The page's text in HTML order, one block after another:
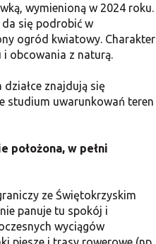
wymienioną w 2024 roku.
się podrobić w
ogród kwiatowy. Charakter
obcowania z naturą.
znajdują się
studium uwarunkowań teren
położona, w pełni
ze Świętokrzyskim
panuje tu spokój i
wyciągów